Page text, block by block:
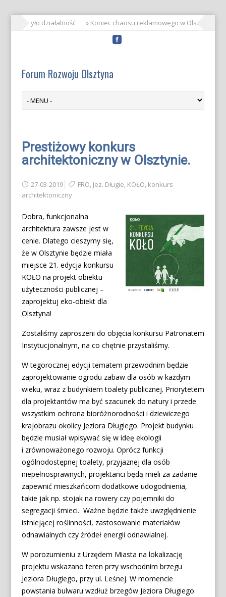
zakończyło działalność » Koniec chaosu reklamowego w Olsztynie!
Forum Rozwoju Olsztyna
Prestiżowy konkurs
architektoniczny w Olsztynie.
27-03-2019 FRO, Jez. Długie, KOŁO, konkurs
architektoniczny
Dobra, funkcjonalna
architektura zawsze jest w
cenie. Dlatego cieszymy się,
że w Olsztynie będzie miała
miejsce 21. edycja konkursu
KOŁO na projekt obiektu
użyteczności publicznej –
zaprojektuj eko-obiekt dla
Olsztyna!
Zostaliśmy zaproszeni do objęcia konkursu Patronatem
Instytucjonalnym, na co chętnie przystaliśmy.
W tegorocznej edycji tematem przewodnim będzie
zaprojektowanie ogrodu zabaw dla osób w każdym
wieku, wraz z budynkiem toalety publicznej. Priorytetem
dla projektantów ma być szacunek do natury i przede
wszystkim ochrona bioróżnorodności i dziewiczego
krajobrazu okolicy Jeziora Długiego. Projekt budynku
będzie musiał wpisywać się w ideę ekologii
i zrównoważonego rozwoju. Oprócz funkcji
ogólnodostępnej toalety, przyjaznej dla osób
niepełnosprawnych, projektanci będą mieli za zadanie
zapewnić mieszkańcom dodatkowe udogodnienia,
takie jak np. stojak na rowery czy pojemniki do
segregacji śmieci. Ważne będzie także uwzględnienie
istniejącej roślinności, zastosowanie materiałów
odnawialnych czy źródeł energii odnawialnej.
W porozumieniu z Urzędem Miasta na lokalizację
projektu wskazano teren przy wschodnim brzegu
Jeziora Długiego, przy ul. Leśnej. W momencie
powstania bulwaru wzdłuż brzegów Jeziora Długiego